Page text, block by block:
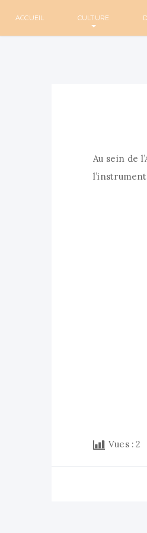
ACCUEIL CULTURE
Au sein de
Vues : 2